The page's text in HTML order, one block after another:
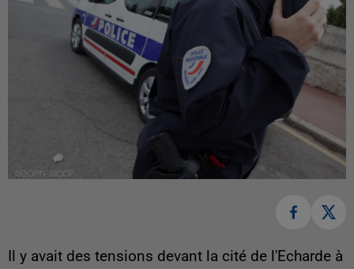
Il y avait des tensions devant la cité de l'Echarde à